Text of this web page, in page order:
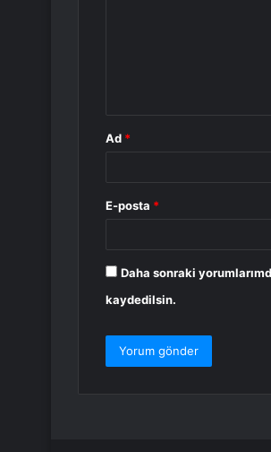
Ad *
E-posta *
Daha sonraki
kaydedilsin.